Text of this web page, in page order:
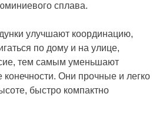
сплава.
улучшают координацию,
по дому и на улице,
тем самым уменьшают
конечности. Они прочные и легко
быстро компактно